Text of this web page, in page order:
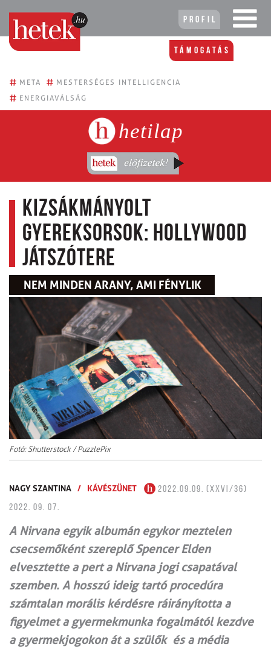
Profil
Támogatás
# META # MESTERSÉGES INTELLIGENCIA
# ENERGIAVÁLSÁG
hetilap
Kizsákmányolt
gyereksorsok: Hollywood
játszótere
NEM MINDEN ARANY, AMI FÉNYLIK
Fotó: Shutterstock / PuzzlePix
NAGY SZANTINA / KÁVÉSZÜNET
2022.09.09. (XXVI/36)
2022. 09. 07.
A Nirvana egyik albumán egykor meztelen
csecsemőként szereplő Spencer Elden
elvesztette a pert a Nirvana jogi csapatával
szemben. A hosszú ideig tartó procedúra
számtalan morális kérdésre ráirányította a
figyelmet a gyermekmunka fogalmától kezdve
a gyermekjogokon át a szülők és a média